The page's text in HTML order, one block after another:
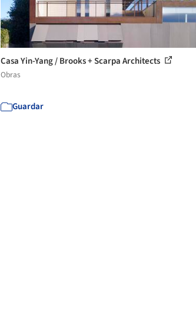
Casa Yin-Yang / Brooks + Scarpa Architects
Obras
Guardar